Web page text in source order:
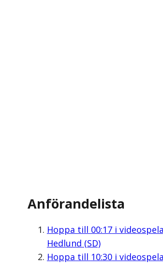
Anförandelista
Hoppa till 00:17i
Hedlund (SD)
Hoppa till 10:30i